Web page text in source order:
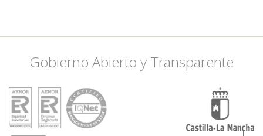
Gobierno Abierto y Transparente